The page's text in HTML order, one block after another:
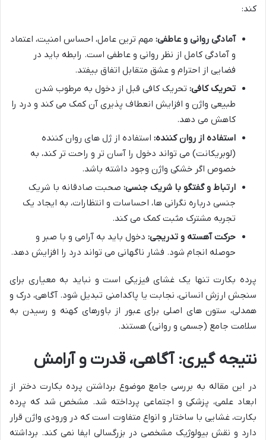
کند:
آمادگی روانی و عاطفی: مهم ترین عامل، احساس امنیت، اعتماد
و آمادگی کامل از نظر روانی و عاطفی است. رابطه باید در
فضایی از احترام و عشق متقابل اتفاق بیفتد.
تحریک کافی: تحریک کافی قبل از دخول به مرطوب شدن
طبیعی واژن و افزایش انعطاف پذیری آن کمک می کند و درد را
کاهش می دهد.
استفاده از روان کننده: استفاده از ژل های روان کننده
(لوبریکانت) می تواند دخول را آسان تر و راحت تر کند، به
خصوص اگر خشکی واژن وجود داشته باشد.
ارتباط و گفتگو با شریک جنسی: صحبت صادقانه با شریک
جنسی درباره نگرانی ها، احساسات و انتظارات، به ایجاد یک
تجربه مشترک مثبت کمک می کند.
حرکت آهسته و تدریجی: دخول باید به آرامی و با صبر و
حوصله انجام شود. فشار ناگهانی می تواند درد را افزایش دهد.
پرده بکارت تنها یک غشای فیزیکی است و نباید به معیاری برای
سنجش ارزش انسانی، نجابت یا پاکدامنی تبدیل شود. آگاهی، درک و
همدلی، ستون های اصلی برای عبور از باورهای کهنه و رسیدن به
سلامت جامع (جسمی و روانی) هستند.
نتیجه گیری: آگاهی، قدرت و آرامش
در این مقاله به بررسی جامع موضوع برداشتن پرده بکارت دختر از
ابعاد علمی، پزشکی و اجتماعی پرداخته شد. مشخص شد که پرده
بکارت، غشایی با ساختار و انواع متفاوت است که در ورودی واژن قرار
دارد و نقش بیولوژیک مشخصی در بزرگسالی ایفا نمی کند. برداشته